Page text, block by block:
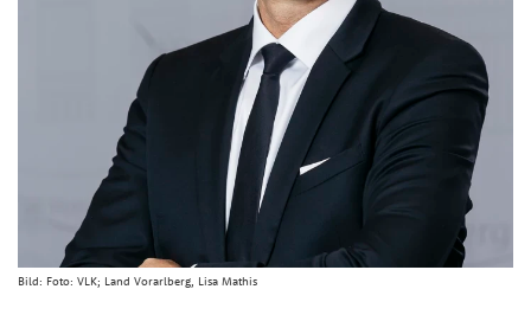
Bild: Foto: VLK; Land Vorarlberg, Lisa Mathis